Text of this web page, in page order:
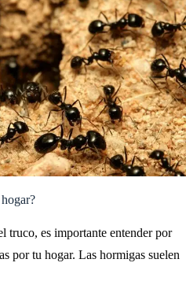
truco, es importante entender por
por tu hogar. Las hormigas suelen